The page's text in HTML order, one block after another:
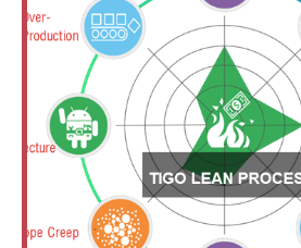
--
Average CTR